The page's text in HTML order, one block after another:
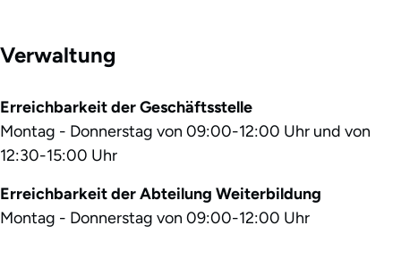
Verwaltung
Erreichbarkeit der Geschäftsstelle
Montag - Donnerstag von 09:00-12:00 Uhr und von
12:30-15:00 Uhr
Erreichbarkeit der Abteilung Weiterbildung
Montag - Donnerstag von 09:00-12:00 Uhr